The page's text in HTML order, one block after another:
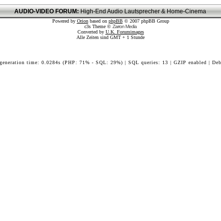
AUDIO-VIDEO FORUM: High-End Audio Lautsprecher & Home-Cinema
Powered by Orionbased on phpBB© 2007 phpBB Group
c3s Theme © Zarron Media
Converted by U.K. Forumimages
Alle Zeiten sind GMT + 1 Stunde
time: 0.0284s (PHP: 71% - SQL: 29%) | SQL queries: 13 | GZIP enabled |